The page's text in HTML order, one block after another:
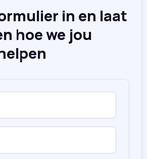
in en laat
hoe we jou